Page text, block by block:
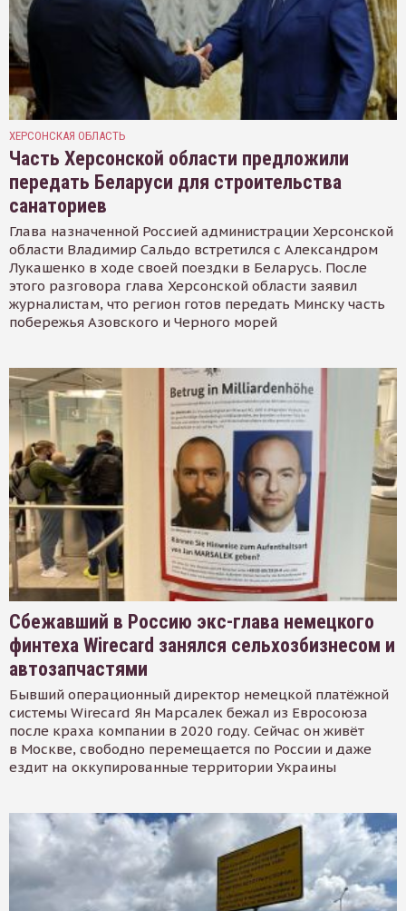
ХЕРСОНСКАЯ ОБЛАСТЬ
Часть Херсонской области предложили
передать Беларуси для строительства
санаториев
Глава назначенной Россией администрации Херсонской
области Владимир Сальдо встретился с Александром
Лукашенко в ходе своей поездки в Беларусь. После
этого разговора глава Херсонской области заявил
журналистам, что регион готов передать Минску часть
побережья Азовского и Черного морей
Сбежавший в Россию экс-глава немецкого
финтеха Wirecard занялся сельхозбизнесом и
автозапчастями
Бывший операционный директор немецкой платёжной
системы Wirecard Ян Марсалек бежал из Евросоюза
после краха компании в 2020 году. Сейчас он живёт
в Москве, свободно перемещается по России и даже
ездит на оккупированные территории Украины